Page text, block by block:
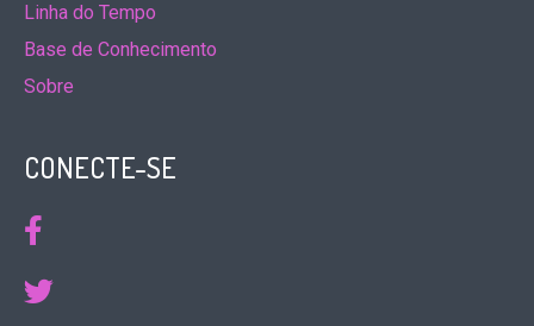
Linha do Tempo
Base de Conhecimento
Sobre
CONECTE-SE